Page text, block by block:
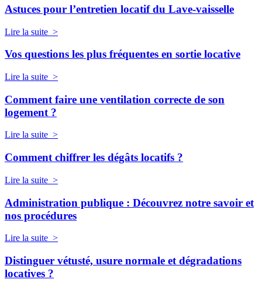
Astuces pour l’entretien locatif du Lave-vaisselle
Lire la suite >
Vos questions les plus fréquentes en sortie locative
Lire la suite >
Comment faire une ventilation correcte de son
logement ?
Lire la suite >
Comment chiffrer les dégâts locatifs ?
Lire la suite >
Administration publique : Découvrez notre savoir et
nos procédures
Lire la suite >
Distinguer vétusté, usure normale et dégradations
locatives ?